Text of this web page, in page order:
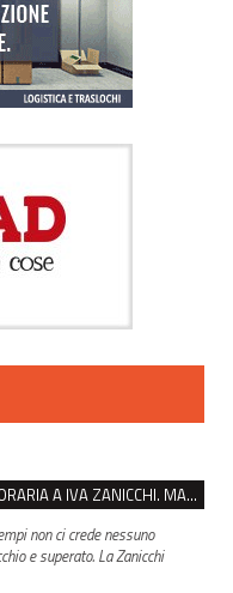
VENTASSO, SÌ ALLA CITTADINANZA ONORARIA A IVA ZANICCHI. MA BARGIACCHI: “È DI PESSIMO GUSTO”
non ci crede nessuno
e superato. La Zanicchi